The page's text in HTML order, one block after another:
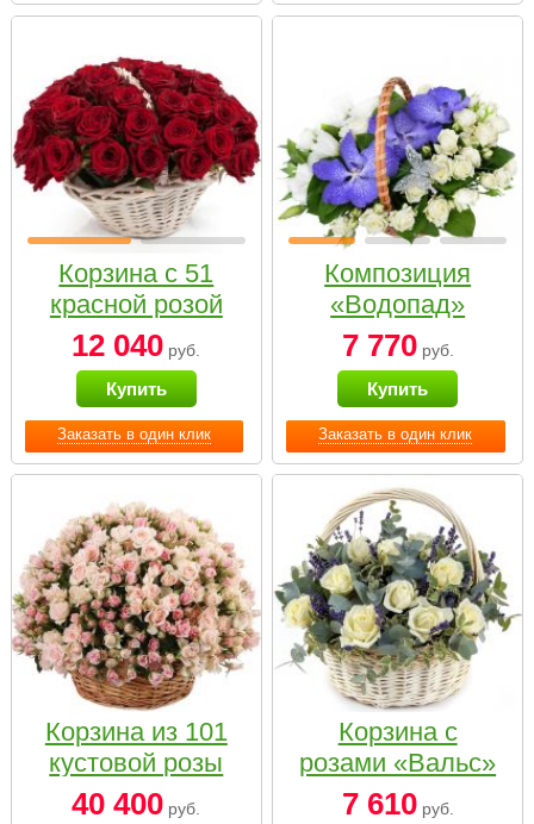
Заказать в один клик
Корзина с 51
красной розой
12 040 руб.
Купить
Заказать в один клик
Композиция
«Водопад»
7 770руб.
Купить
Корзина из 101
кустовой розы
нежных тонов
40 400 руб.
Корзина с
розами «Вальс»
7 610руб.